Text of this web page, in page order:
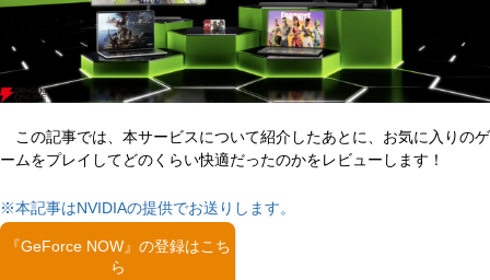
この記事では、本サービスについて紹介したあとに、お気に入りのゲ
ームをプレイしてどのくらい快適だったのかをレビューします！
※本記事はNVIDIAの提供でお送りします。
『GeForce NOW』の登録はこち
ら